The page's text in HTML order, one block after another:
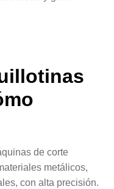
de corte
metálicos,
con alta precisión.